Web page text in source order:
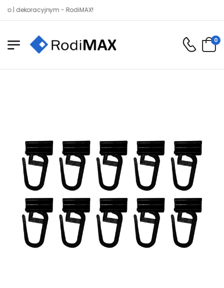
- RodiMAX!
0